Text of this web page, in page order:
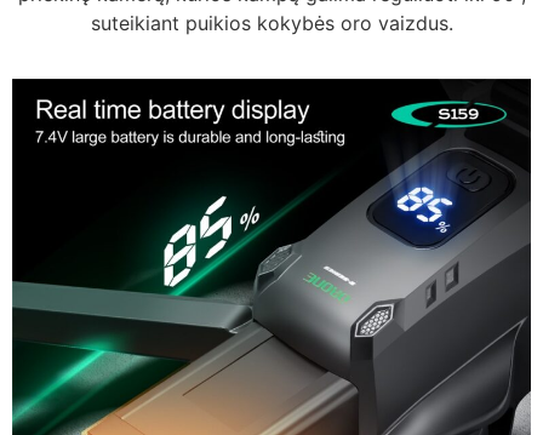
suteikiant puikios kokybės oro vaizdus.